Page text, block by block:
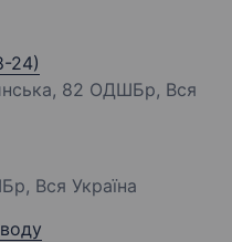
24)
82 ОДШБр, Вся
Вся Україна